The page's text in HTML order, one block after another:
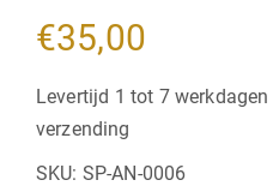
€35,00
Levertijd 1 tot 7
verzending
SKU: SP-AN-0006